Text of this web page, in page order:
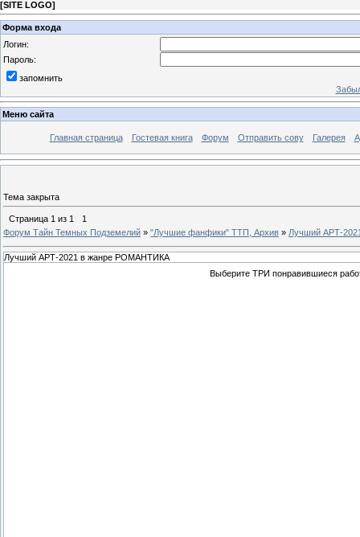
[SITE LOGO]
Форма входа
Логин:
Пароль:
запомнить
Меню сайта
Главная страница Гостевая книга Форум Отправить сову Галерея
Тема закрыта
Страница 1 из 1
1
Форум Тайн Темных Подземелий » "Лучшие фанфики" ТТП, Архив » Лучший АРТ-
Лучший АРТ-2021 в жанре РОМАНТИКА
Выберите ТРИ понравившиеся